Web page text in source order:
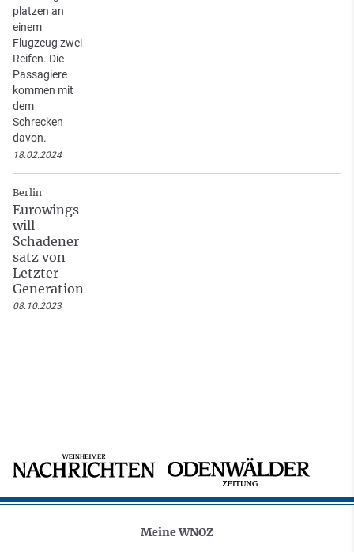
platzen an
einem
Flugzeug zwei
Reifen. Die
Passagiere
kommen mit
dem
Schrecken
davon.
18.02.2024
Berlin
Eurowings
will
Schadener
satz von
Letzter
Generation
08.10.2023
Meine WNOZ